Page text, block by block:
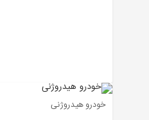
خودرو هیدروژنی